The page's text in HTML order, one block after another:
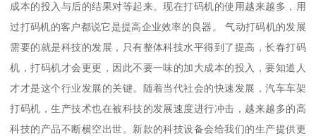
成本的投入与后的结果对等起来。现在打码机的使用越来越多，用
过打码机的客户都说它是提高企业效率的良器。 气动打码机的发展
需要的就是科技的发展，只有整体科技水平得到了提高，长春打码
机，打码机才会更更，因此不要一味的加大成本的投入，要知道人
才才是这个行业发展的关键。随着当代社会的快速发展，汽车车架
打码机，生产技术也在被科技的发展速度进行冲击，越来越多的高
科技的产品不断横空出世。新款的科技设备会给我们的生产提供更